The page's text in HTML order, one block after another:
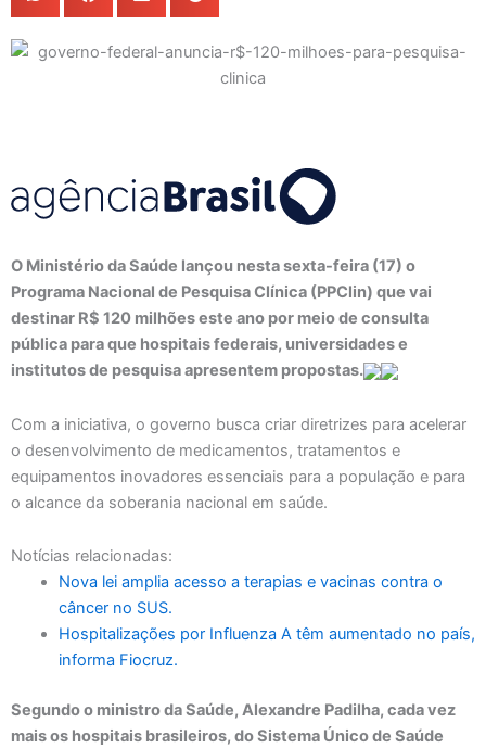
O Ministério da Saúde lançou nesta sexta-feira (17) o
Programa Nacional de Pesquisa Clínica (PPClin) que vai
destinar R$ 120 milhões este ano por meio de consulta
pública para que hospitais federais, universidades e
institutos de pesquisa apresentem propostas.
Com a iniciativa, o governo busca criar diretrizes para acelerar
o desenvolvimento de medicamentos, tratamentos e
equipamentos inovadores essenciais para a população e para
o alcance da soberania nacional em saúde.
Notícias relacionadas:
Nova lei amplia acesso a terapias e vacinas contra o
câncer no SUS.
Hospitalizações por Influenza A têm aumentado no país,
informa Fiocruz.
Segundo o ministro da Saúde, Alexandre Padilha, cada vez
mais os hospitais brasileiros, do Sistema Único de Saúde